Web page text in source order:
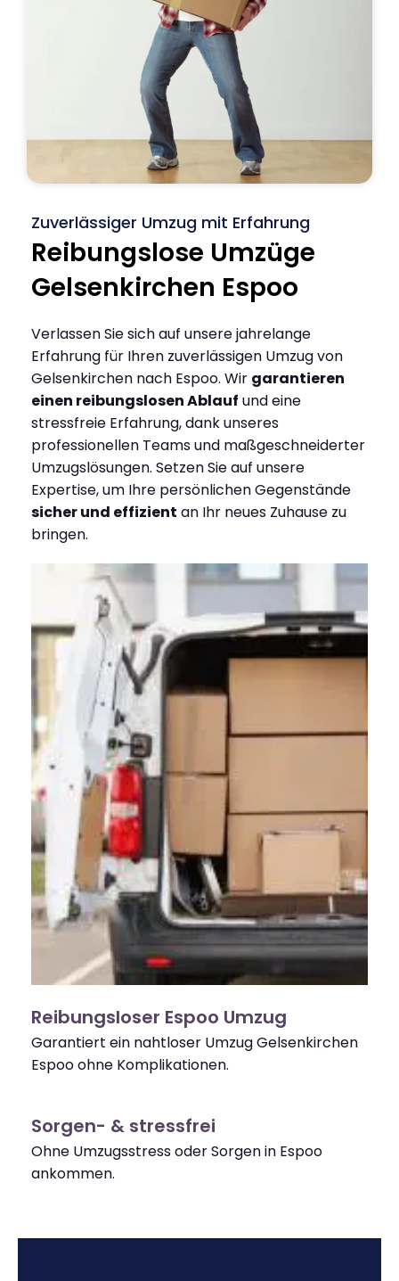
Zuverlässiger Umzug mit Erfahrung
Reibungslose Umzüge
Gelsenkirchen Espoo
Verlassen Sie sich auf unsere jahrelange
Erfahrung für Ihren zuverlässigen Umzug von
Gelsenkirchen nach Espoo. Wir garantieren
einen reibungslosen Ablauf und eine
stressfreie Erfahrung, dank unseres
professionellen Teams und maßgeschneiderter
Umzugslösungen. Setzen Sie auf unsere
Expertise, um Ihre persönlichen Gegenstände
sicher und effizient an Ihr neues Zuhause zu
bringen.
Reibungsloser Espoo Umzug
Garantiert ein nahtloser Umzug Gelsenkirchen
Espoo ohne Komplikationen.
Sorgen- & stressfrei
Ohne Umzugsstress oder Sorgen in Espoo
ankommen.